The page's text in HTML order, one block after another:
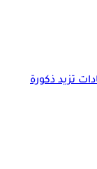
التستوستيرون طبيعيًا- 5 عادات تزيد ذكورة